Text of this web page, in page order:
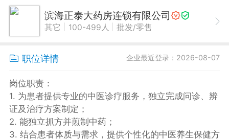
滨海正泰大药房连锁有限公司
其它 100-499人 批发/零售
职位详情 企业最近登录：2026-08-07
岗位职责：
1. 为患者提供专业的中医诊疗服务，独立完成问诊、辨
证及治疗方案制定；
2. 能独立抓方并煎制中药；
3. 结合患者体质与需求，提供个性化的中医养生保健方